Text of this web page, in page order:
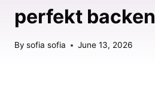
perfekt backen
By sofia sofia June 13, 2026